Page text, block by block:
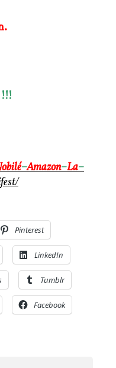
!!!
–Amazon–La–
Pinterest
LinkedIn
Tumblr
Facebook